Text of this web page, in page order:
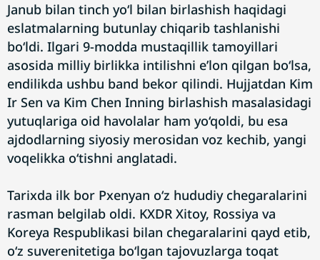
Janub bilan tinch yo‘l bilan birlashish haqidagi
eslatmalarning butunlay chiqarib tashlanishi
bo‘ldi. Ilgari 9-modda mustaqillik tamoyillari
asosida milliy birlikka intilishni e’lon qilgan bo‘lsa,
endilikda ushbu band bekor qilindi. Hujjatdan Kim
Ir Sen va Kim Chen Inning birlashish masalasidagi
yutuqlariga oid havolalar ham yo‘qoldi, bu esa
ajdodlarning siyosiy merosidan voz kechib, yangi
voqelikka o‘tishni anglatadi.
Tarixda ilk bor Pxenyan o‘z hududiy chegaralarini
rasman belgilab oldi. KXDR Xitoy, Rossiya va
Koreya Respublikasi bilan chegaralarini qayd etib,
o‘z suverenitetiga bo‘lgan tajovuzlarga toqat